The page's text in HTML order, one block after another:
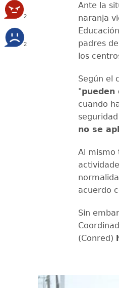
2
2
Ante la
naranja
padres
los
Según el
"pueden
cuando
no se
Al mismo
acuerdo
Sin
(Conred)